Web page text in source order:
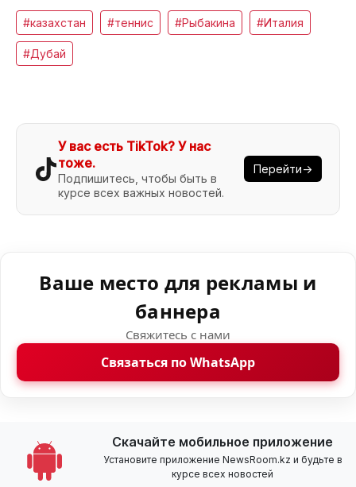
#казахстан #теннис #Рыбакина #Италия
#Дубай
У вас есть TikTok? У нас
тоже.
Подпишитесь, чтобы быть в
курсе всех важных новостей.
Перейти→
Ваше место для рекламы и
баннера
Свяжитесь с нами
Связаться по WhatsApp
Скачайте мобильное приложение
Установите приложение NewsRoom.kz и будьте в
курсе всех новостей